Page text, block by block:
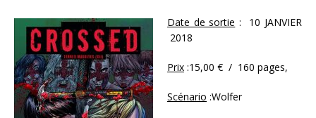
Date de sortie : 10 JANVIER
2018
Prix :15,00 € / 160 pages,
Scénario :Wolfer